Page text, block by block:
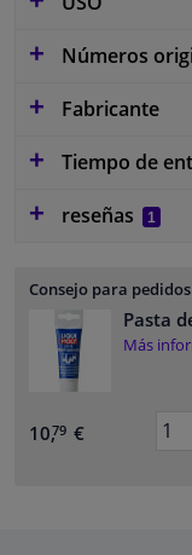
Números
Fabricante
Tiempo de
reseñas
1
Consejo para
Pasta
Más
10,79 €